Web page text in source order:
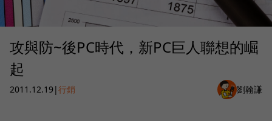
攻與防~後PC時代，新PC巨人聯想的崛
起
2011.12.19|行銷 劉翰謙